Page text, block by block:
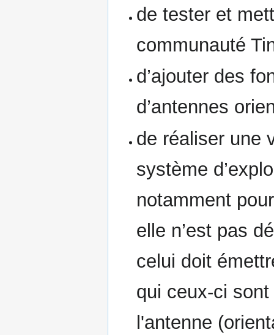
de tester et
communauté
d’ajouter des
d’antennes
de réaliser une
système
notamment
elle n’est pas
celui doit
qui ceux-ci
l'antenne